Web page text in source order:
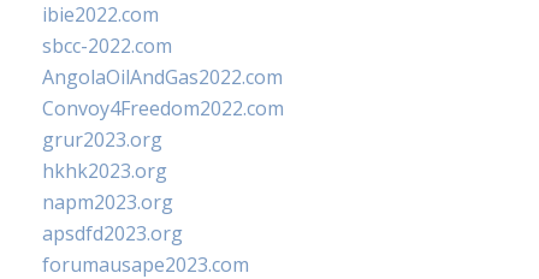
ibie2022.com
sbcc-2022.com
AngolaOilAndGas2022.com
Convoy4Freedom2022.com
grur2023.org
hkhk2023.org
napm2023.org
apsdfd2023.org
forumausape2023.com